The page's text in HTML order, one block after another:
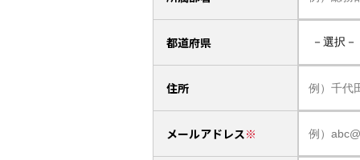
都道府県
住所
メールアドレス